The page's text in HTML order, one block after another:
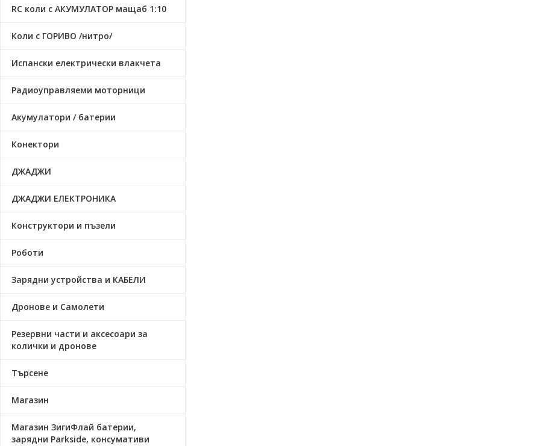
RC коли с АКУМУЛАТОР мащаб 1:10
Коли с ГОРИВО /нитро/
Испански електрически влакчета
Радиоуправляеми моторници
Акумулатори / батерии
Конектори
ДЖАДЖИ
ДЖАДЖИ ЕЛЕКТРОНИКА
Конструктори и пъзели
Роботи
Зарядни устройства и КАБЕЛИ
Дронове и Самолети
Резервни части и аксесоари за
колички и дронове
Търсене
Магазин
Магазин ЗигиФлай батерии,
зарядни Parkside, консумативи